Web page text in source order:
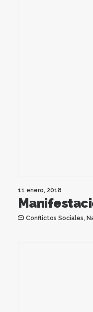
11 enero, 2018
Conflictos Sociales,